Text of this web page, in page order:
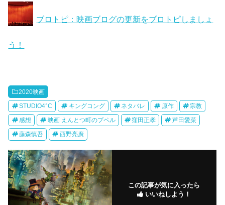
ブロトピ：映画ブログの更新をブロトピしましょ
う！
2020映画
STUDIO4°C キングコング ネタバレ 原作 宗教
感想 映画 えんとつ町のプペル 窪田正孝 芦田愛菜
藤森慎吾 西野亮廣
この記事が気に入ったら
いいねしよう！